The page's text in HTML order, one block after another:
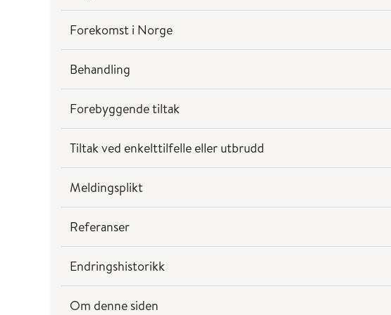
Forekomst i Norge
Behandling
Forebyggende tiltak
Tiltak ved enkelttilfelle eller utbrudd
Meldingsplikt
Referanser
Endringshistorikk
Om denne siden